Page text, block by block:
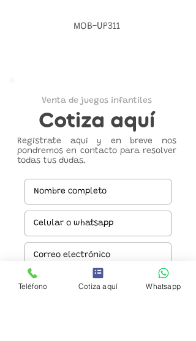
MOB-UP311
Venta de juegos infantiles
Cotiza aquí
Regístrate aquí y en breve nos
pondremos en contacto para resolver
todas tus dudas.
Teléfono Cotiza aquí Whatsapp